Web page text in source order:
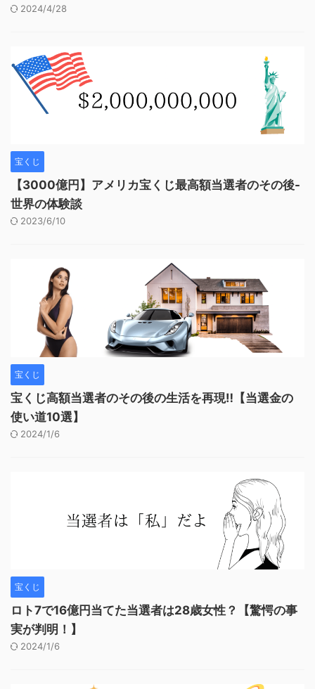
2024/4/28
宝くじ
【3000億円】アメリカ宝くじ最高額当選者のその後-
世界の体験談
2023/6/10
宝くじ
宝くじ高額当選者のその後の生活を再現‼︎【当選金の
使い道10選】
2024/1/6
宝くじ
ロト7で16億円当てた当選者は28歳女性？【驚愕の事
実が判明！】
2024/1/6